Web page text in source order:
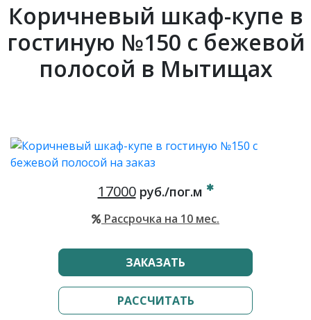
Коричневый шкаф-купе в
гостиную №150 с бежевой
полосой в Мытищах
17000руб./пог.м
Рассрочка на 10 мес.
ЗАКАЗАТЬ
РАССЧИТАТЬ